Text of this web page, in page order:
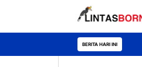
BERITA HARI INI